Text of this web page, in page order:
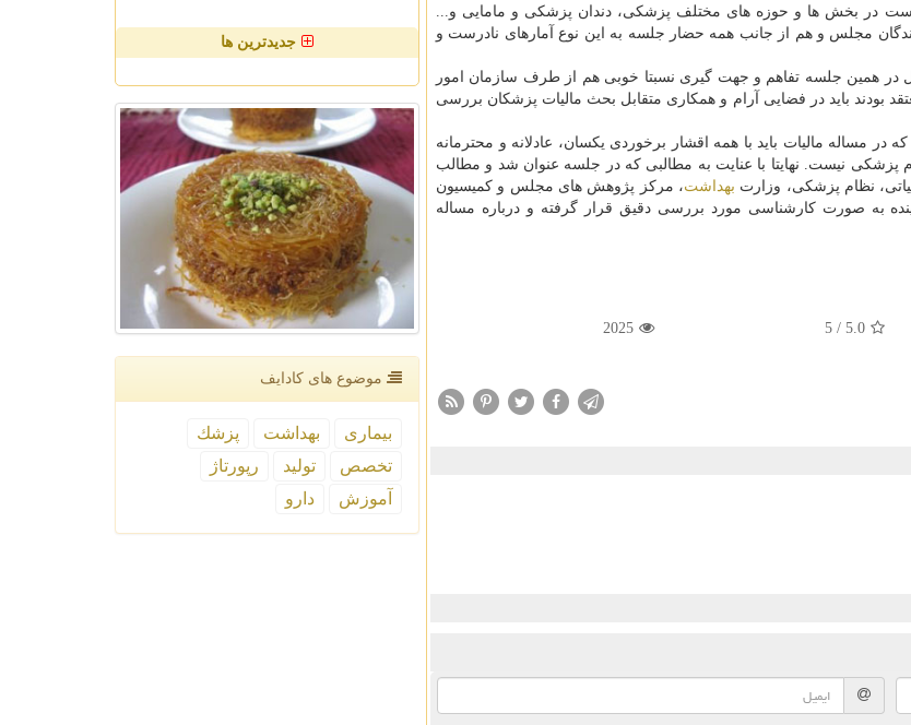
در بخش ها و حوزه های مختلف پزشكی، دندان پزشكی و مامایی و...
مجلس و هم از جانب همه حضار جلسه به این نوع آمارهای نادرست و
همین جلسه تفاهم و جهت گیری نسبتا خوبی هم از طرف سازمان امور
بودند باید در فضایی آرام و همكاری متقابل بحث مالیات پزشكان بررسی
مساله مالیات باید با همه اقشار برخوردی یكسان، عادلانه و محترمانه
نیست. نهایتا با عنایت به مطالبی كه در جلسه عنوان شد و مطالب
نظام پزشكی، وزارت بهداشت، مركز پژوهش های مجلس و كمیسیون
به صورت كارشناسی مورد بررسی دقیق قرار گرفته و درباره مساله
5.0
/
5
2025
جدیدترین ها
موضوع های كادایف
بیماری بهداشت
پزشك
تخصص
تولید
رپورتاژ
آموزش
دارو